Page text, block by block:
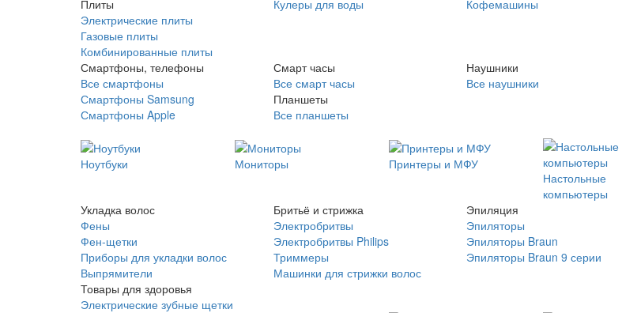
Плиты
Электрические плиты
Газовые плиты
Комбинированные плиты
Кулеры для воды
Кофемашины
Смартфоны, телефоны
Все смартфоны
Смартфоны Samsung
Смартфоны Apple
Смарт часы
Все смарт часы
Планшеты
Все планшеты
Наушники
Все наушники
Ноутбуки Мониторы
Принтеры и МФУ
Настольные
компьютеры
Укладка волос
Фены
Фен-щетки
Приборы для укладки волос
Выпрямители
Товары для здоровья
Электрические зубные щетки
Бритьё и стрижка
Электробритвы
Электробритвы Philips
Триммеры
Машинки для стрижки волос
Эпиляция
Эпиляторы
Эпиляторы Braun
Эпиляторы Braun 9 серии